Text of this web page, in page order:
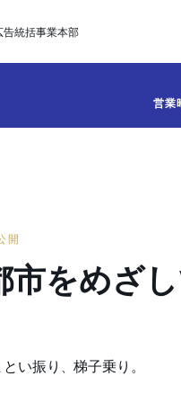
告統括事業本部
営業
開
市をめざ
い振り
梯子乗り。